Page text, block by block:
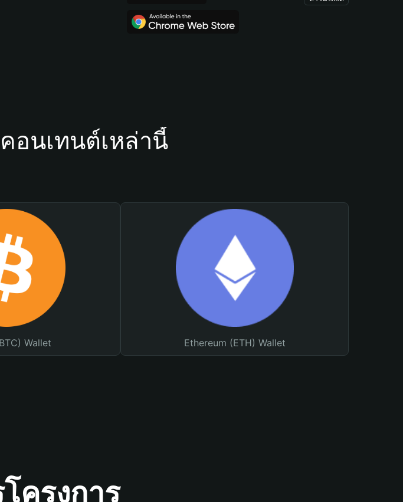
นเทนต์เหล่านี้
Wallet Ethereum (ETH) Wallet
ครงการ